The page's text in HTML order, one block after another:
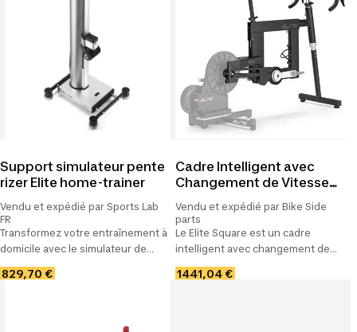
immédiate au monde de
l'entraînement.
Support simulateur pente
rizer Elite home-trainer
Vendu et expédié par Sports Lab
FR
Transformez votre entraînement à
domicile avec le simulateur de
pente Elite. Expérimentez de
vraies sensations de montée et
829,70 €
Cadre Intelligent avec
Changement de Vitesse
Virtuel Elite Square
Vendu et expédié par Bike Side
parts
Le Elite Square est un cadre
intelligent avec changement de
vitesse virtuel haut de gamme qui
reproduit les composants de
1441,04 €